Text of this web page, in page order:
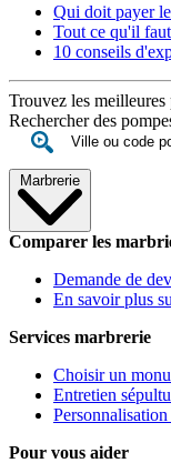
Qui doit payer
Tout ce qu'il
10 conseils
Trouvez les meilleures
Rechercher des
Marbrerie
Comparer les
Demande de
En savoir plus
Services marbrerie
Choisir un
Entretien
Pour vous aider